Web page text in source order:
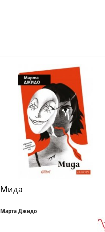
Мида
Марта Джидо